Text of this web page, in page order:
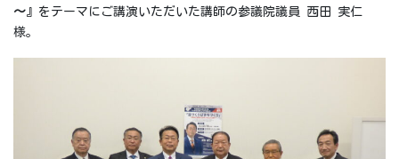
～』をテーマにご講演いただいた講師の参議院議員 西田 実仁
様。